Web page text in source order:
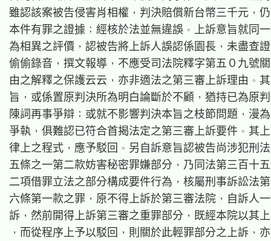
雖認該案被告侵害肖相權，判決賠償新台幣三千元，
本件有罪之證據；經核於法並無違誤。上訴意旨就同
為相異之評價，認被告將上訴人誤認係園長，未盡查
偷偷錄音，撰文報導，不應受司法院釋字第五０九號
由之解釋之保護云云，亦非適法之第三審上訴理由。
旨，或係置原判決所為明白論斷於不顧，猶持已為原
陳詞再事爭辯；或就不影響判決本旨之枝節問題，漫
爭執，俱難認已符合首揭法定之第三審上訴要件。其
律上之程式，應予駁回。另自訴意旨認被告尚涉犯刑
五條之一第二款妨害秘密罪嫌部分，乃同法第三百十
二項借罪立法之部分構成要件行為，核屬刑事訴訟法
六條第一款之罪，原不得上訴於第三審法院，自訴人
訴，然前開得上訴第三審之重罪部分，既經本院以其
，而從程序上予以駁回，則關於此輕罪部分之上訴，